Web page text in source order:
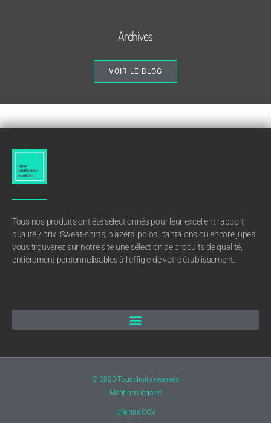
Archives
VOIR LE BLOG
Tous nos produits ont été sélectionnés pour leur excellent rapport
qualité / prix. Sweat-shirts, blazers, polos, pantalons ou encore jupes,
vous trouverez sur notre site une sélection de produits de qualité,
entièrement personnalisables à l’effigie de votre établissement.
© 2020 Tous droits réservés
Mentions légales
Lire nos CGV